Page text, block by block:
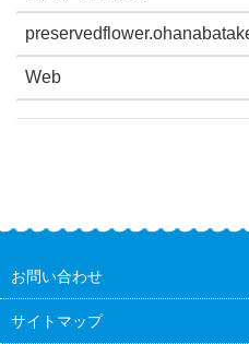
Web
お問い合わせ
サイトマップ